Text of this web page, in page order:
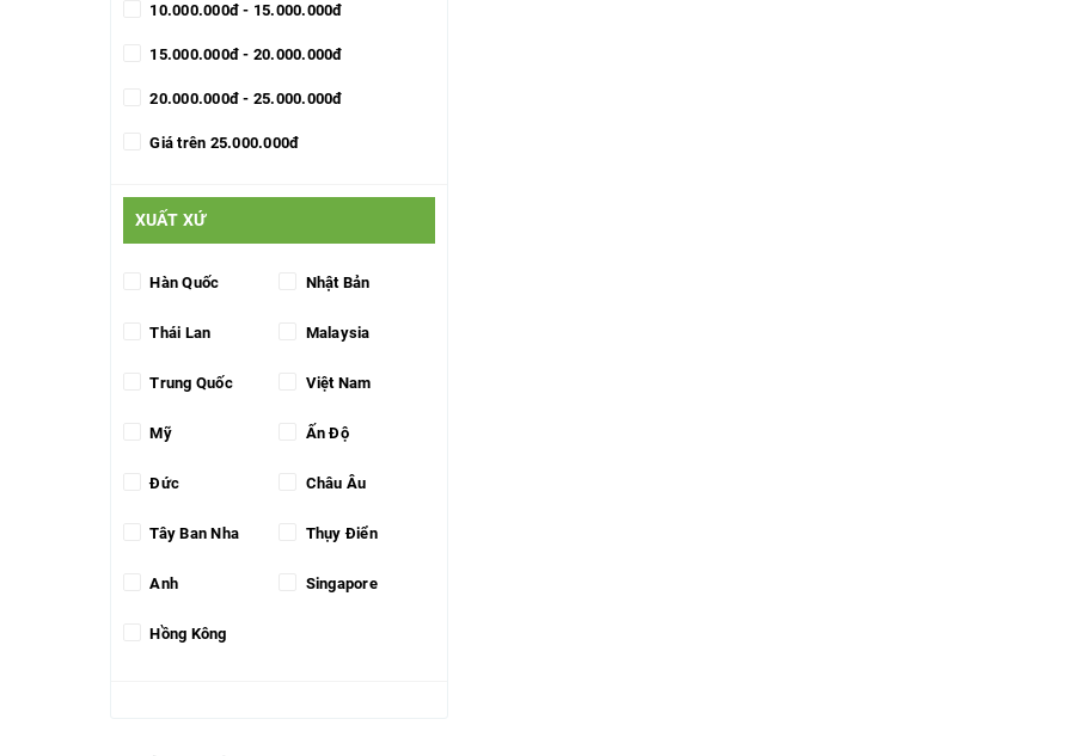
10.000.000đ - 15.000.000đ
15.000.000đ - 20.000.000đ
20.000.000đ - 25.000.000đ
Giá trên 25.000.000đ
XUẤT XỨ
Hàn Quốc Nhật Bản
Thái Lan Malaysia
Trung Quốc Việt Nam
Mỹ Ấn Độ
Đức Châu Âu
Tây Ban Nha Thụy Điển
Anh Singapore
Hồng Kông